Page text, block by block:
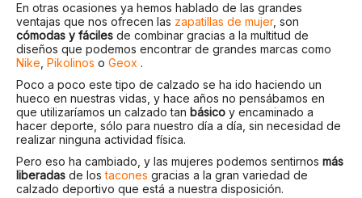
En otras ocasiones ya hemos hablado de las grandes
ventajas que nos ofrecen las zapatillas de mujer, son
cómodas y fáciles de combinar gracias a la multitud de
diseños que podemos encontrar de grandes marcas como
Nike, Pikolinos o Geox .
Poco a poco este tipo de calzado se ha ido haciendo un
hueco en nuestras vidas, y hace años no pensábamos en
que utilizaríamos un calzado tan básico y encaminado a
hacer deporte, sólo para nuestro día a día, sin necesidad de
realizar ninguna actividad física.
Pero eso ha cambiado, y las mujeres podemos sentirnos más
liberadas de lostacones gracias a la gran variedad de
calzado deportivo que está a nuestra disposición.